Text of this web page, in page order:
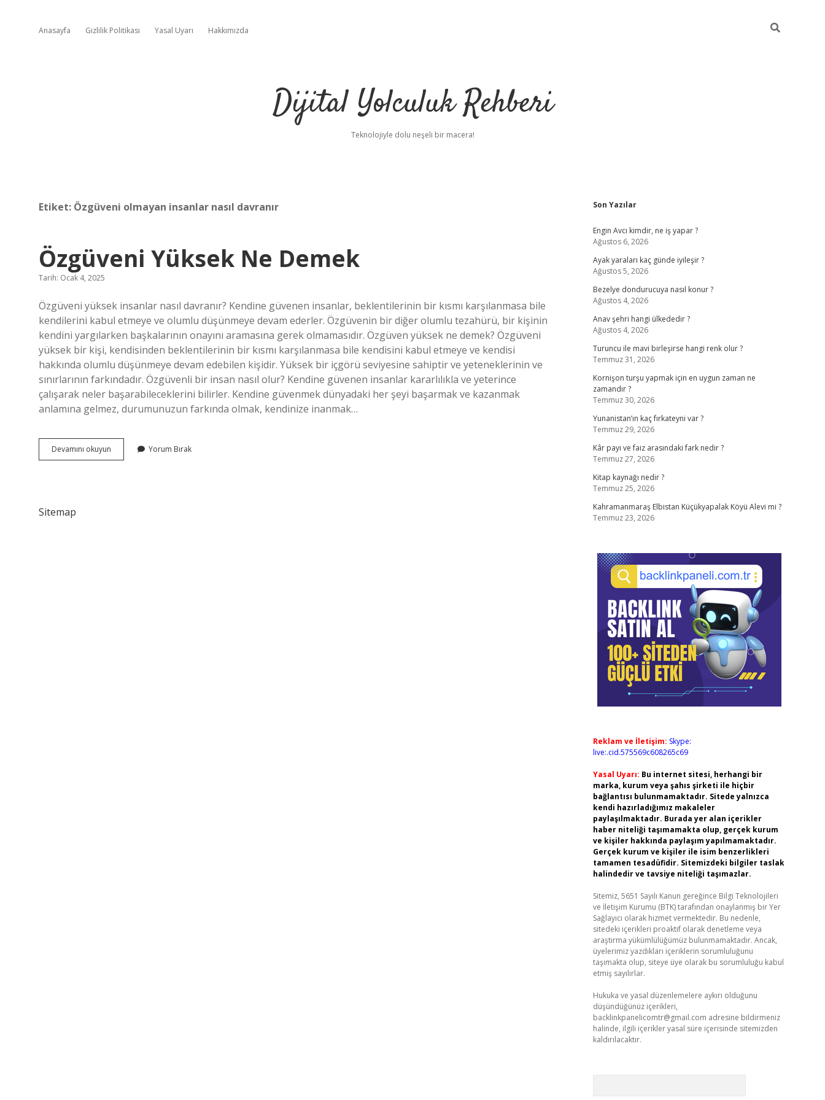
Anasayfa Gizlilik Politikası Yasal Uyarı Hakkımızda
Dijital Yolculuk Rehberi
Teknolojiyle dolu neşeli bir macera!
Etiket: Özgüveni olmayan insanlar nasıl davranır
Özgüveni Yüksek Ne Demek
Tarih: Ocak 4, 2025
Özgüveni yüksek insanlar nasıl davranır? Kendine güvenen insanlar, beklentilerinin bir kısmı karşılanmasa bile
kendilerini kabul etmeye ve olumlu düşünmeye devam ederler. Özgüvenin bir diğer olumlu tezahürü, bir kişinin
kendini yargılarken başkalarının onayını aramasına gerek olmamasıdır. Özgüven yüksek ne demek? Özgüveni
yüksek bir kişi, kendisinden beklentilerinin bir kısmı karşılanmasa bile kendisini kabul etmeye ve kendisi
hakkında olumlu düşünmeye devam edebilen kişidir. Yüksek bir içgörü seviyesine sahiptir ve yeteneklerinin ve
sınırlarının farkındadır. Özgüvenli bir insan nasıl olur? Kendine güvenen insanlar kararlılıkla ve yeterince
çalışarak neler başarabileceklerini bilirler. Kendine güvenmek dünyadaki her şeyi başarmak ve kazanmak
anlamına gelmez, durumunuzun farkında olmak, kendinize inanmak…
Devamını okuyun Özgüveni
Yüksek
Yorum Bırak
Sitemap
Sidebar
Son Yazılar
Engin Avcı kimdir, ne iş yapar ?
Ağustos 6, 2026
Ayak yaraları kaç günde iyileşir ?
Ağustos 5, 2026
Bezelye dondurucuya nasıl konur ?
Ağustos 4, 2026
Anav şehri hangi ülkededir ?
Ağustos 4, 2026
Turuncu ile mavi birleşirse hangi renk olur ?
Temmuz 31, 2026
Kornişon turşu yapmak için en uygun zaman ne
zamandır ?
Temmuz 30, 2026
Yunanistan’ın kaç fırkateyni var ?
Temmuz 29, 2026
Kâr payı ve faiz arasındaki fark nedir ?
Temmuz 27, 2026
Kitap kaynağı nedir ?
Temmuz 25, 2026
Kahramanmaraş Elbistan Küçükyapalak Köyü Alevi mi ?
Temmuz 23, 2026
Reklam ve İletişim: Skype:
live:.cid.575569c608265c69
Yasal Uyarı: Bu internet sitesi, herhangi bir
marka, kurum veya şahıs şirketi ile hiçbir
bağlantısı bulunmamaktadır. Sitede yalnızca
kendi hazırladığımız makaleler
paylaşılmaktadır. Burada yer alan içerikler
haber niteliği taşımamakta olup, gerçek kurum
ve kişiler hakkında paylaşım yapılmamaktadır.
Gerçek kurum ve kişiler ile isim benzerlikleri
tamamen tesadüfidir. Sitemizdeki bilgiler taslak
halindedir ve tavsiye niteliği taşımazlar.
Sitemiz, 5651 Sayılı Kanun gereğince Bilgi Teknolojileri
ve İletişim Kurumu (BTK) tarafından onaylanmış bir Yer
Sağlayıcı olarak hizmet vermektedir. Bu nedenle,
sitedeki içerikleri proaktif olarak denetleme veya
araştırma yükümlülüğümüz bulunmamaktadır. Ancak,
üyelerimiz yazdıkları içeriklerin sorumluluğunu
taşımakta olup, siteye üye olarak bu sorumluluğu kabul
etmiş sayılırlar.
Hukuka ve yasal düzenlemelere aykırı olduğunu
düşündüğünüz içerikleri,
backlinkpanelicomtr@gmail.com adresine bildirmeniz
halinde, ilgili içerikler yasal süre içerisinde sitemizden
kaldırılacaktır.